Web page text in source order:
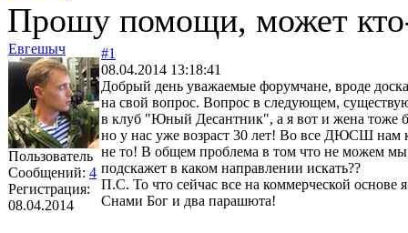
Прошу помощи, может
Евгешыч
Пользователь
Сообщений: 4
Регистрация:
08.04.2014
#1
08.04.2014 13:18:41
Добрый день уважаемые форумчане, вроде
на свой вопрос. Вопрос в следующем,
в клуб "Юный Десантник", а я вот и жена тоже
но у нас уже возраст 30 лет! Во все ДЮСШ нам
не то! В общем проблема в том что не можем мы
подскажет в каком направлении искать??
П.С. То что сейчас все на коммерческой основе
Снами Бог и два парашюта!